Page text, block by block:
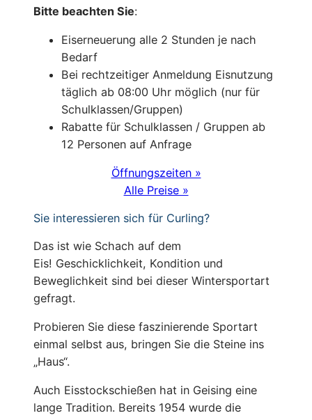
Bitte beachten Sie:
Eiserneuerung alle 2 Stunden je nach
Bedarf
Bei rechtzeitiger Anmeldung Eisnutzung
täglich ab 08:00 Uhr möglich (nur für
Schulklassen/Gruppen)
Rabatte für Schulklassen / Gruppen ab
12 Personen auf Anfrage
Öffnungszeiten »
Alle Preise »
Sie interessieren sich für Curling?
Das ist wie Schach auf dem
Eis! Geschicklichkeit, Kondition und
Beweglichkeit sind bei dieser Wintersportart
gefragt.
Probieren Sie diese faszinierende Sportart
einmal selbst aus, bringen Sie die Steine ins
„Haus“.
Auch Eisstockschießen hat in Geising eine
lange Tradition. Bereits 1954 wurde die